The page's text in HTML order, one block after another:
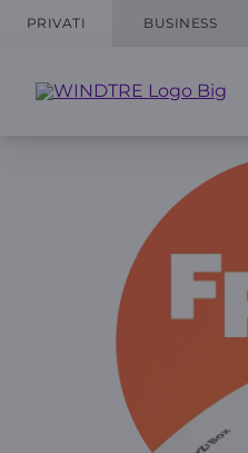
PRIVATI BUSINESS